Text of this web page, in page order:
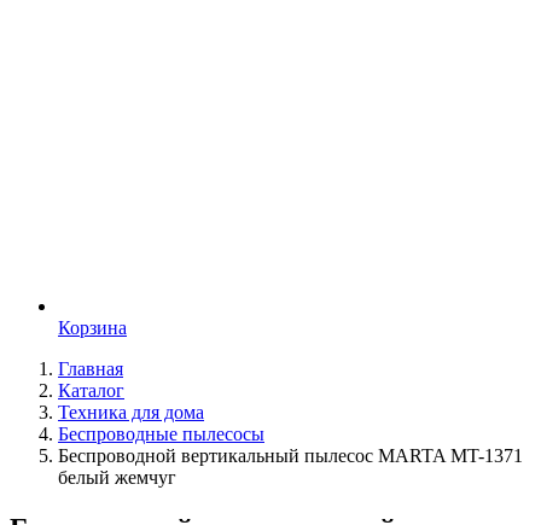
Корзина
Главная
Каталог
Техника для дома
Беспроводные пылесосы
Беспроводной вертикальный пылесос MARTA MT-1371
белый жемчуг